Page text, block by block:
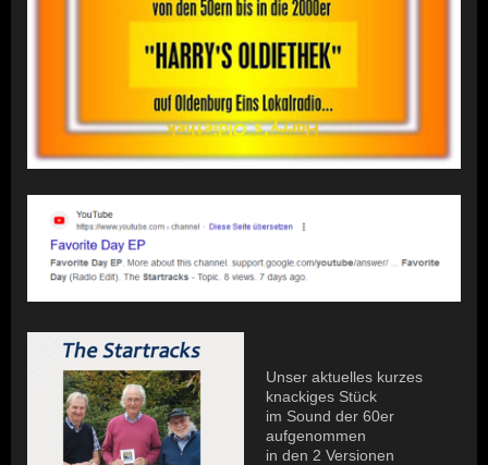
Unser aktuelles kurzes
knackiges Stück
im Sound der 60er
aufgenommen
in den 2 Versionen